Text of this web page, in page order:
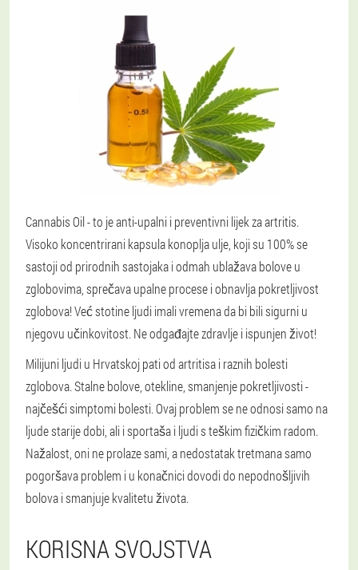
Cannabis Oil - to je anti-upalni i preventivni lijek za artritis.
Visoko koncentrirani kapsula konoplja ulje, koji su 100% se
sastoji od prirodnih sastojaka i odmah ublažava bolove u
zglobovima, sprečava upalne procese i obnavlja pokretljivost
zglobova! Već stotine ljudi imali vremena da bi bili sigurni u
njegovu učinkovitost. Ne odgađajte zdravlje i ispunjen život!
Milijuni ljudi u Hrvatskoj pati od artritisa i raznih bolesti
zglobova. Stalne bolove, otekline, smanjenje pokretljivosti -
najčešći simptomi bolesti. Ovaj problem se ne odnosi samo na
ljude starije dobi, ali i sportaša i ljudi s teškim fizičkim radom.
Nažalost, oni ne prolaze sami, a nedostatak tretmana samo
pogoršava problem i u konačnici dovodi do nepodnošljivih
bolova i smanjuje kvalitetu života.
KORISNA SVOJSTVA